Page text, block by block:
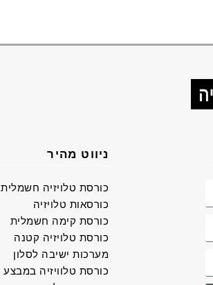
ניווט מהיר
כורסת טלויזיה חשמלית
כורסאות טלויזיה
כורסת קימה חשמלית
כורסת טלויזיה קטנה
מערכות ישיבה לסלון
כורסת טלוויזיה במבצע